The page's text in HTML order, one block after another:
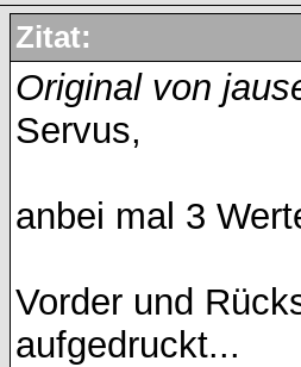
Zitat:
Original von
Servus,
anbei mal 3
Vorder und
aufgedruckt...